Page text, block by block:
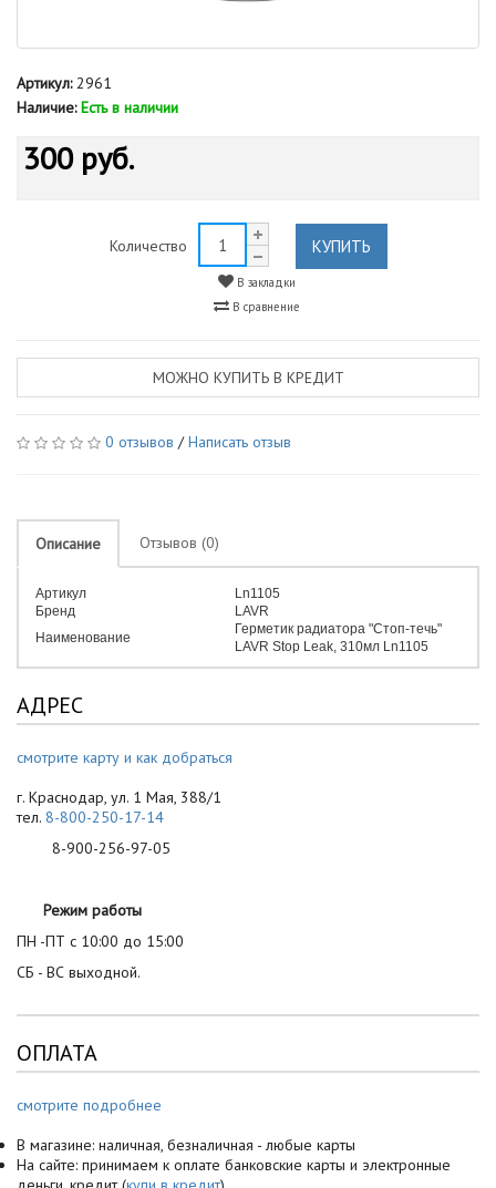
Артикул:2961
Наличие: Есть в наличии
300 руб.
Количество КУПИТЬ
В закладки
В сравнение
МОЖНО КУПИТЬ В КРЕДИТ
0 отзывов /Написать отзыв
Описание Отзывов (0)
Артикул
Ln1105
Бренд
LAVR
Наименование
Герметик радиатора "Стоп-течь"
LAVR Stop Leak, 310мл Ln1105
АДРЕС
смотрите карту и как добраться
г. Краснодар, ул. 1 Мая, 388/1
тел. 8-800-250-17-14
8-900-256-97-05
Режим работы
ПН -ПТ с 10:00 до 15:00
СБ - ВС выходной.
ОПЛАТА
смотрите подробнее
В магазине: наличная, безналичная - любые карты
На сайте: принимаем к оплате банковские карты и электронные